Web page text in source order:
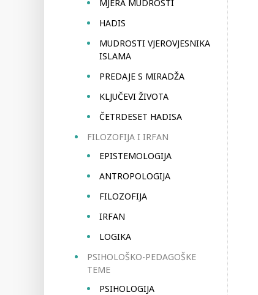
MJERA MUDROSTI
HADIS
MUDROSTI VJEROVJESNIKA
ISLAMA
PREDAJE S MIRADŽA
KLJUČEVI ŽIVOTA
ČETRDESET HADISA
FILOZOFIJA I IRFAN
EPISTEMOLOGIJA
ANTROPOLOGIJA
FILOZOFIJA
IRFAN
LOGIKA
PSIHOLOŠKO-PEDAGOŠKE
TEME
PSIHOLOGIJA